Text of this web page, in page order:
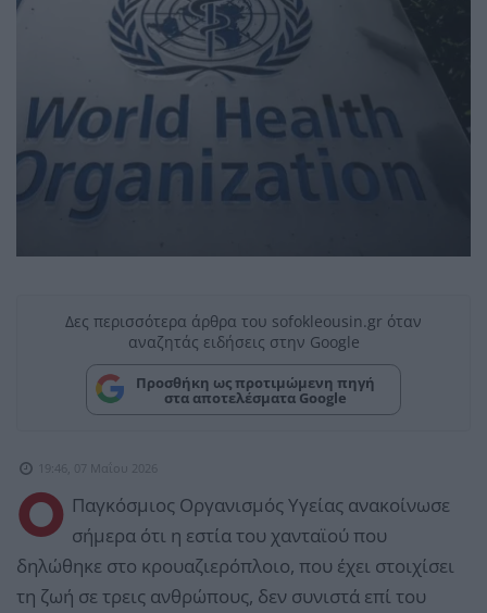
Δες περισσότερα άρθρα του sofokleousin.gr όταν
αναζητάς ειδήσεις στην Google
Προσθήκη ως προτιμώμενη πηγή
στα αποτελέσματα Google
19:46, 07 Μαΐου 2026
Ο Παγκόσμιος Οργανισμός Υγείας ανακοίνωσε
σήμερα ότι η εστία του χανταϊού που
δηλώθηκε στο κρουαζιερόπλοιο, που έχει στοιχίσει
τη ζωή σε τρεις ανθρώπους, δεν συνιστά επί του